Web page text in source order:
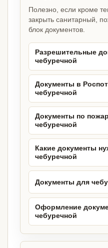
Полезно, если кроме
закрыть санитарный,
блок документов.
Разрешительные
чебуречной
Документы в
чебуречной
Документы по
чебуречной
Какие документы
чебуречной
Документы для
Оформление
чебуречной